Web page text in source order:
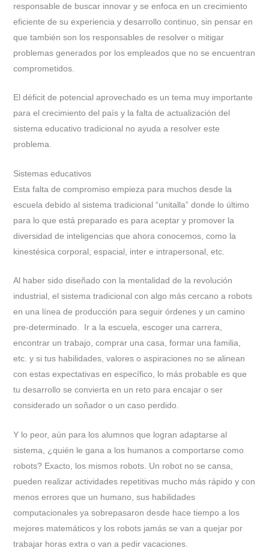
responsable de buscar innovar y se enfoca en un crecimiento
eficiente de su experiencia y desarrollo continuo, sin pensar en
que también son los responsables de resolver o mitigar
problemas generados por los empleados que no se encuentran
comprometidos.
El déficit de potencial aprovechado es un tema muy importante
para el crecimiento del país y la falta de actualización del
sistema educativo tradicional no ayuda a resolver este
problema.
Sistemas educativos
Esta falta de compromiso empieza para muchos desde la
escuela debido al sistema tradicional “unitalla” donde lo último
para lo que está preparado es para aceptar y promover la
diversidad de inteligencias que ahora conocemos, como la
kinestésica corporal, espacial, inter e intrapersonal, etc.
Al haber sido diseñado con la mentalidad de la revolución
industrial, el sistema tradicional con algo más cercano a robots
en una línea de producción para seguir órdenes y un camino
pre-determinado. Ir a la escuela, escoger una carrera,
encontrar un trabajo, comprar una casa, formar una familia,
etc. y si tus habilidades, valores o aspiraciones no se alinean
con estas expectativas en específico, lo más probable es que
tu desarrollo se convierta en un reto para encajar o ser
considerado un soñador o un caso perdido.
Y lo peor, aún para los alumnos que logran adaptarse al
sistema, ¿quién le gana a los humanos a comportarse como
robots? Exacto, los mismos robots. Un robot no se cansa,
pueden realizar actividades repetitivas mucho más rápido y con
menos errores que un humano, sus habilidades
computacionales ya sobrepasaron desde hace tiempo a los
mejores matemáticos y los robots jamás se van a quejar por
trabajar horas extra o van a pedir vacaciones.